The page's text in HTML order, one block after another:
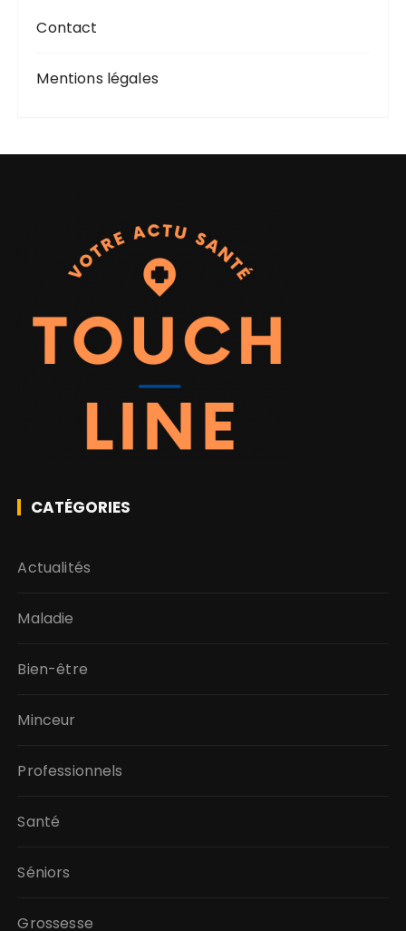
Contact
Mentions légales
CATÉGORIES
Actualités
Maladie
Bien-être
Minceur
Professionnels
Santé
Séniors
Grossesse